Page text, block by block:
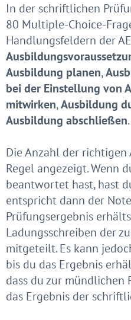
In der schriftlichen
80 Multiple-Choice-
Handlungsfeldern der
Ausbildung planen,
bei der Einstellung von
mitwirken,Ausbildung
Ausbildung abschließen.
Die Anzahl der
Regel angezeigt. Wenn
beantwortet hast, hast
entspricht dann der
Prüfungsergebnis
Ladungsschreiben der
mitgeteilt. Es kann
bis du das Ergebnis
dass du zur
das Ergebnis der